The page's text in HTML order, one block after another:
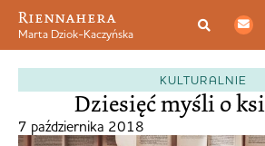
Riennahera
Marta Dziok-Kaczyńska
KULTURALNIE
Dziesięć myśli o
7 października 2018